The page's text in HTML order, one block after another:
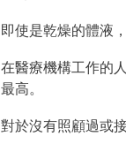
即使是乾燥的體液
在醫療機構工作的
最高。
對於沒有照顧過或